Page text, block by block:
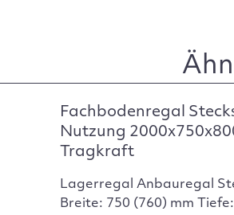
Fachbodenregal
Nutzung
Tragkraft
Lagerregal Anbauregal
Breite: 750 (760) mm